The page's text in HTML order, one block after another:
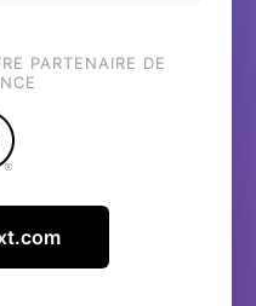
PARTENAIRE DE